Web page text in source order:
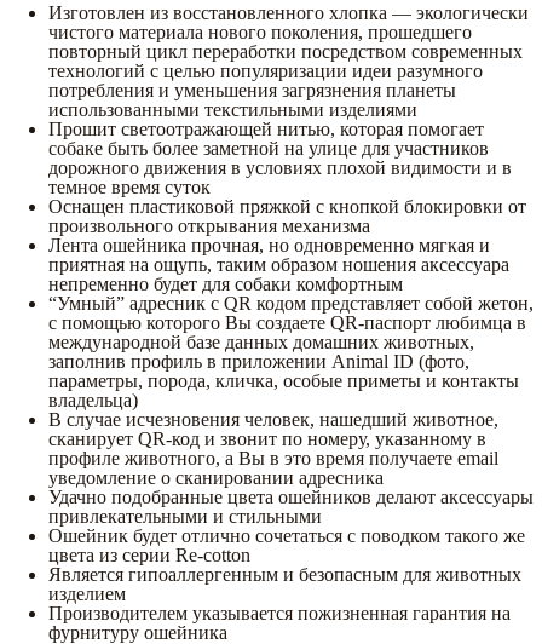
Изготовлен из восстановленного хлопка — экологически
чистого материала нового поколения, прошедшего
повторный цикл переработки посредством современных
технологий с целью популяризации идеи разумного
потребления и уменьшения загрязнения планеты
использованными текстильными изделиями
Прошит светоотражающей нитью, которая помогает
собаке быть более заметной на улице для участников
дорожного движения в условиях плохой видимости и в
темное время суток
Оснащен пластиковой пряжкой с кнопкой блокировки от
произвольного открывания механизма
Лента ошейника прочная, но одновременно мягкая и
приятная на ощупь, таким образом ношения аксессуара
непременно будет для собаки комфортным
“Умный” адресник с QR кодом представляет собой жетон,
с помощью которого Вы создаете QR-паспорт любимца в
международной базе данных домашних животных,
заполнив профиль в приложении Animal ID (фото,
параметры, порода, кличка, особые приметы и контакты
владельца)
В случае исчезновения человек, нашедший животное,
сканирует QR-код и звонит по номеру, указанному в
профиле животного, а Вы в это время получаете email
уведомление о сканировании адресника
Удачно подобранные цвета ошейников делают аксессуары
привлекательными и стильными
Ошейник будет отлично сочетаться с поводком такого же
цвета из серии Re-cotton
Является гипоаллергенным и безопасным для животных
изделием
Производителем указывается пожизненная гарантия на
фурнитуру ошейника